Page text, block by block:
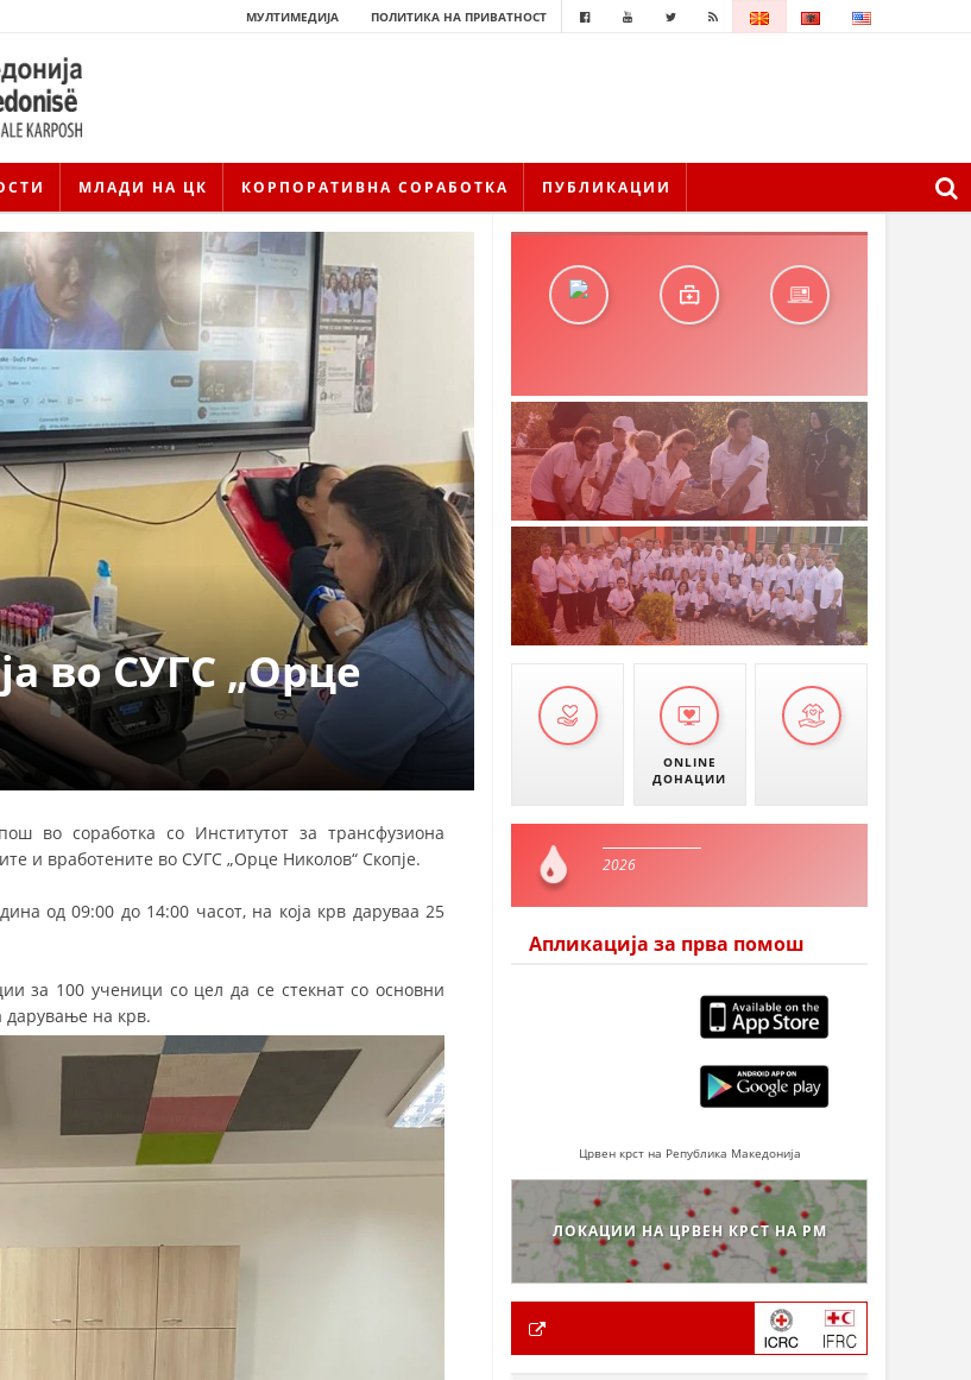
МУЛТИМЕДИЈА ПОЛИТИКА НА ПРИВАТНОСТ
МЛАДИ НА ЦК КОРПОРАТИВНА СОРАБОТКА ПУБЛИКАЦИИ
ПРИРАЧНИЦИ
ЕДУКАТИВНО ИНФОРМАТИВНИ МАТЕРИЈАЛИ
ПОСТЕРИ
во СУГС „Орце
во соработка со Институтот за трансфузиона
и вработените во СУГС „Орце Николов“ Скопје.
од 09:00 до 14:00 часот, на која крв даруваа 25
за 100 ученици со цел да се стекнат со основни
дарување на крв.
ONLINE
ДОНАЦИИ
2026
Апликација за прва помош
Црвен крст на Република Македонија
ЛОКАЦИИ НА ЦРВЕН КРСТ НА РМ